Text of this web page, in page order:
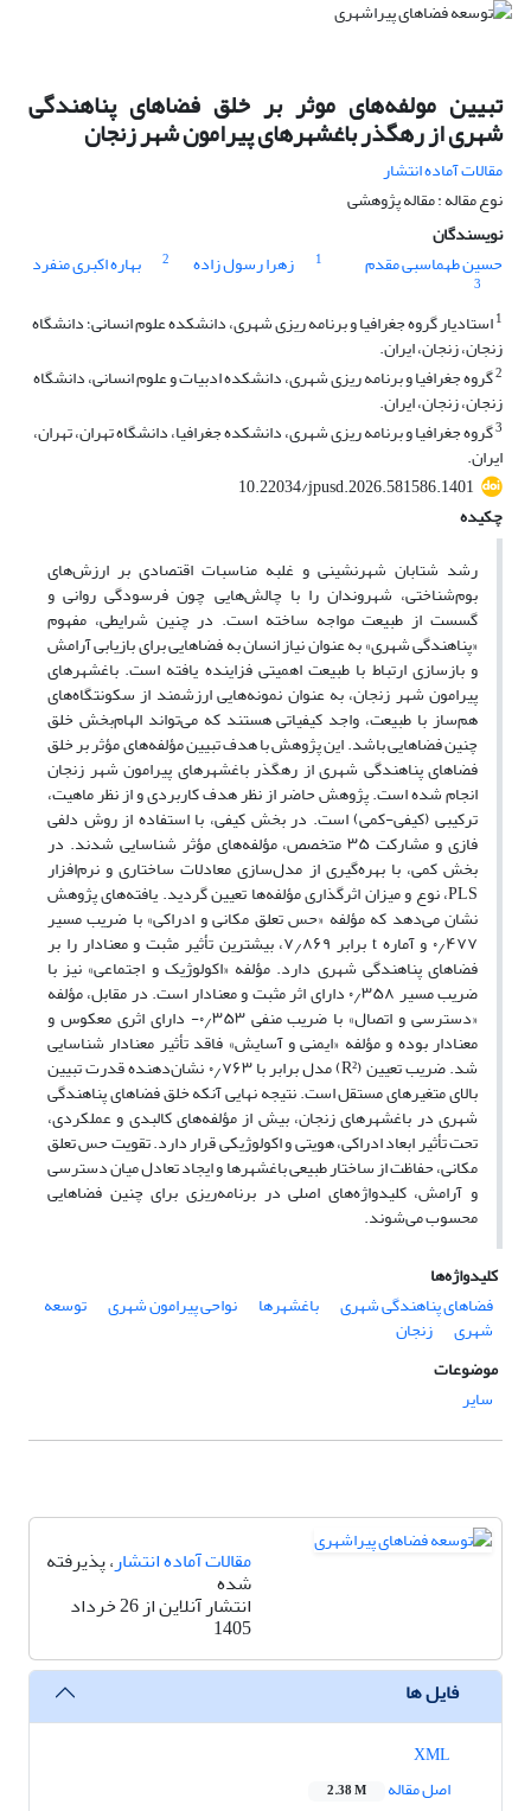
تبیین مولفه‌های موثر بر خلق فضاهای پناهندگی
شهری از رهگذر باغشهرهای پیرامون شهر زنجان
مقالات آماده انتشار
نوع مقاله : مقاله پژوهشی
نویسندگان
حسین طهماسبی مقدم
1 زهرا رسول زاده 2 بهاره اکبری منفرد
3
1استادیار گروه جغرافیا و برنامه ریزی شهری، دانشکده علوم انسانی؛ دانشگاه
زنجان، زنجان، ایران.
2گروه جغرافیا و برنامه ریزی شهری، دانشکده ادبیات و علوم انسانی، دانشگاه
زنجان، زنجان، ایران.
3گروه جغرافیا و برنامه ریزی شهری، دانشکده جغرافیا، دانشگاه تهران، تهران،
ایران.
10.22034/jpusd.2026.581586.1401
چکیده
رشد شتابان شهرنشینی و غلبه مناسبات اقتصادی بر ارزش‌های
بوم‌شناختی، شهروندان را با چالش‌هایی چون فرسودگی روانی و
گسست از طبیعت مواجه ساخته است. در چنین شرایطی، مفهوم
«پناهندگی شهری» به عنوان نیاز انسان به فضاهایی برای بازیابی آرامش
و بازسازی ارتباط با طبیعت اهمیتی فزاینده یافته است. باغشهرهای
پیرامون شهر زنجان، به عنوان نمونه‌هایی ارزشمند از سکونتگاه‌های
هم‌ساز با طبیعت، واجد کیفیاتی هستند که می‌تواند الهام‌بخش خلق
چنین فضاهایی باشد. این پژوهش با هدف تبیین مؤلفه‌های مؤثر بر خلق
فضاهای پناهندگی شهری از رهگذر باغشهرهای پیرامون شهر زنجان
انجام شده است. پژوهش حاضر از نظر هدف کاربردی و از نظر ماهیت،
ترکیبی (کیفی-کمی) است. در بخش کیفی، با استفاده از روش دلفی
فازی و مشارکت ۳۵ متخصص، مؤلفه‌های مؤثر شناسایی شدند. در
بخش کمی، با بهره‌گیری از مدل‌سازی معادلات ساختاری و نرم‌افزار
PLS، نوع و میزان اثرگذاری مؤلفه‌ها تعیین گردید. یافته‌های پژوهش
نشان می‌دهد که مؤلفه «حس تعلق مکانی و ادراکی» با ضریب مسیر
۰٫۴۷۷ و آماره t برابر ۷٫۸۶۹، بیشترین تأثیر مثبت و معنادار را بر
فضاهای پناهندگی شهری دارد. مؤلفه «اکولوژیک و اجتماعی» نیز با
ضریب مسیر ۰٫۳۵۸ دارای اثر مثبت و معنادار است. در مقابل، مؤلفه
«دسترسی و اتصال» با ضریب منفی ۰٫۳۵۳- دارای اثری معکوس و
معنادار بوده و مؤلفه «ایمنی و آسایش» فاقد تأثیر معنادار شناسایی
شد. ضریب تعیین (R²) مدل برابر با ۰٫۷۶۳ نشان‌دهنده قدرت تبیین
بالای متغیرهای مستقل است. نتیجه نهایی آنکه خلق فضاهای پناهندگی
شهری در باغشهرهای زنجان، بیش از مؤلفه‌های کالبدی و عملکردی،
تحت تأثیر ابعاد ادراکی، هویتی و اکولوژیکی قرار دارد. تقویت حس تعلق
مکانی، حفاظت از ساختار طبیعی باغشهرها و ایجاد تعادل میان دسترسی
و آرامش، کلیدواژه‌های اصلی در برنامه‌ریزی برای چنین فضاهایی
محسوب می‌شوند.
کلیدواژه‌ها
فضاهای پناهندگی شهری
باغشهرها نواحی پیرامون شهری توسعه
شهری
زنجان
موضوعات
سایر
مقالات آماده انتشار، پذیرفته
شده
انتشار آنلاین از 26 خرداد
1405
فایل ها
اصل مقاله
2.38 M